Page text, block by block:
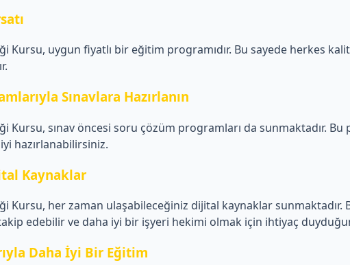
Kursu, uygun fiyatlı bir eğitim programıdır. Bu sayede herkes
Sınavlara Hazırlanın
Kursu, sınav öncesi soru çözüm programları da sunmaktadır.
hazırlanabilirsiniz.
Kaynaklar
Kursu, her zaman ulaşabileceğiniz dijital kaynaklar
edebilir ve daha iyi bir işyeri hekimi olmak için ihtiyaç
Daha İyi Bir Eğitim